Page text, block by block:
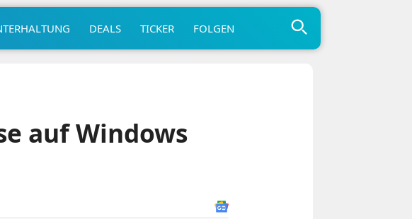
DEALS TICKER FOLGEN
auf Windows